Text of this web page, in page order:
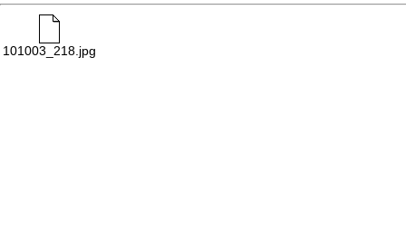
101003_218.jpg